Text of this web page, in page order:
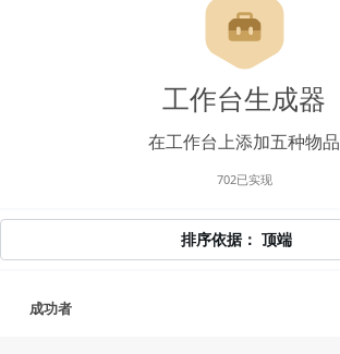
工作台生成器
在工作台上添加五种物品
702已实现
排序依据： 顶端
成功者